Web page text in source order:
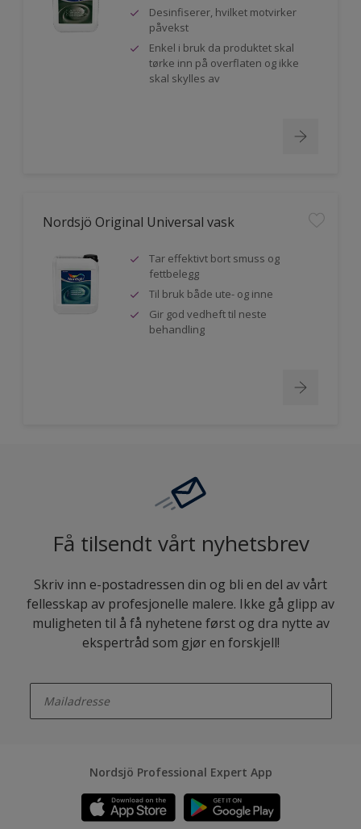
Desinfiserer, hvilket motvirker
påvekst
Enkel i bruk da produktet skal
tørke inn på overflaten og ikke
skal skylles av
Nordsjö Original Universal vask
Tar effektivt bort smuss og
fettbelegg
Til bruk både ute- og inne
Gir god vedheft til neste
behandling
Få tilsendt vårt nyhetsbrev
Skriv inn e-postadressen din og bli en del av vårt
fellesskap av profesjonelle malere. Ikke gå glipp av
muligheten til å få nyhetene først og dra nytte av
ekspertråd som gjør en forskjell!
Nordsjö Professional Expert App